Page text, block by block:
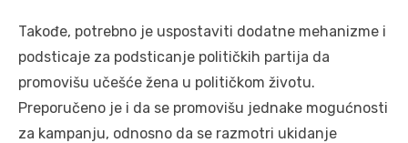
Takođe, potrebno je uspostaviti dodatne mehanizme i
podsticaje za podsticanje političkih partija da
promovišu učešće žena u političkom životu.
Preporučeno je i da se promovišu jednake mogućnosti
za kampanju, odnosno da se razmotri ukidanje